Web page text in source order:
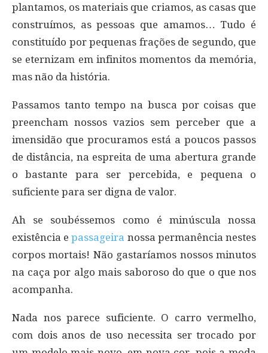
plantamos, os materiais que criamos, as casas que
construímos, as pessoas que amamos… Tudo é
constituído por pequenas frações de segundo, que
se eternizam em infinitos momentos da memória,
mas não da história.
Passamos tanto tempo na busca por coisas que
preencham nossos vazios sem perceber que a
imensidão que procuramos está a poucos passos
de distância, na espreita de uma abertura grande
o bastante para ser percebida, e pequena o
suficiente para ser digna de valor.
Ah se soubéssemos como é minúscula nossa
existência epassageira nossa permanência nestes
corpos mortais! Não gastaríamos nossos minutos
na caça por algo mais saboroso do que o que nos
acompanha.
Nada nos parece suficiente. O carro vermelho,
com dois anos de uso necessita ser trocado por